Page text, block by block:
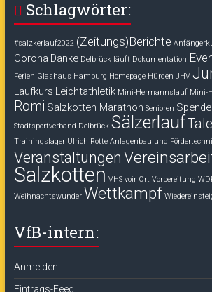
Schlagwörter:
#salzkerlauf2022 (Zeitungs)Berichte
Corona Danke Delbrück läuft Dokumentation
Ferien Glashaus Hamburg Homepage Hürden JHV
Laufkurs Leichtathletik Mini-Hermannslauf Mini-
Romi Salzkotten Marathon Senioren Spende
Stadtsportverband Delbrück Sälzerlauf
Trainingslager Ulrich Rotte Anlagenbau und
Veranstaltungen
Salzkotten VHS voir Ort Vorbereitung
Weihnachtswunder Wettkampf
VfB-intern:
Anmelden
Eintrags-Feed